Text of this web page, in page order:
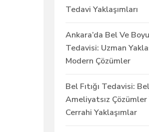
Tedavi Yaklaşımları
Ankara’da Bel Ve
Tedavisi: Uzman
Modern Çözümler
Bel Fıtığı Tedavisi:
Ameliyatsız Çözümler
Cerrahi Yaklaşımlar